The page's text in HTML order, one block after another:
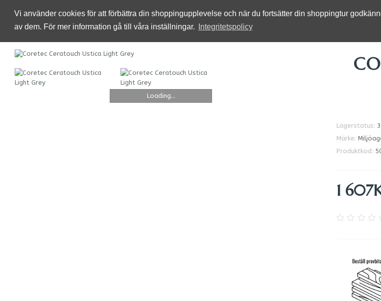
Vi använder cookies för att förbättra din shoppingupplevelse och när du fortsätter din shoppingtur
av dem. För mer information gå till våra inställningar.
Integritetspolicy
Loading...
Lagerstatus:
Märke:
Produktkod:
1